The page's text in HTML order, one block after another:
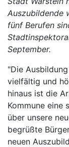
Auszubildende
fünf Berufen
September.
"Die
vielfältig und
hinaus ist die
Kommune eine
über unsere
begrüßte
neuen